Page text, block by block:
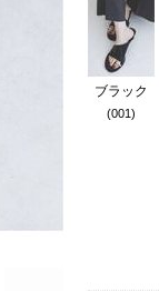
ブラック
(001)